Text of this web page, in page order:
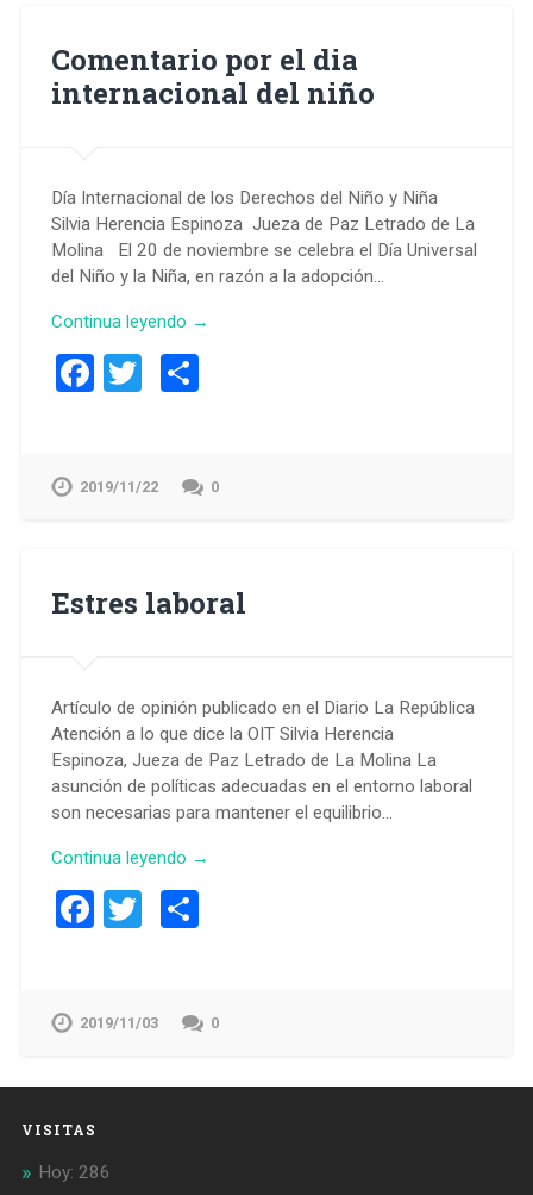
Comentario por el dia
internacional del niño
Día Internacional de los Derechos del Niño y Niña
Silvia Herencia Espinoza Jueza de Paz Letrado de La
Molina El 20 de noviembre se celebra el Día Universal
del Niño y la Niña, en razón a la adopción…
Continua leyendo →
Facebook
Twitter
2019/11/22 0
Estres laboral
Artículo de opinión publicado en el Diario La República
Atención a lo que dice la OIT Silvia Herencia
Espinoza, Jueza de Paz Letrado de La Molina La
asunción de políticas adecuadas en el entorno laboral
son necesarias para mantener el equilibrio…
Continua leyendo →
Facebook
Twitter
2019/11/03 0
VISITAS
Hoy: 286